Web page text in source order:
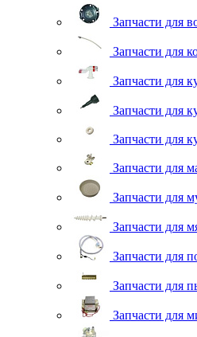
Запчасти для
Запчасти для
Запчасти для
Запчасти для
Запчасти для
Запчасти для
Запчасти для
Запчасти для
Запчасти для
Запчасти для
Запчасти для